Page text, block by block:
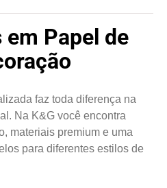
Papel de
faz toda diferença na
Na K&G você encontra
materiais premium e uma
para diferentes estilos de